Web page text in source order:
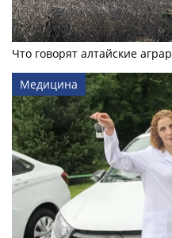
Что говорят алтайские
Медицина